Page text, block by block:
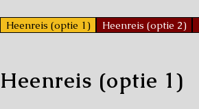
Heenreis (optie 1) Heenreis (optie 2)
Heenreis (optie 1)